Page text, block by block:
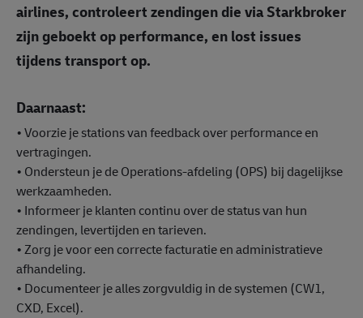
airlines, controleert zendingen die via Starkbroker
zijn geboekt op performance, en lost issues
tijdens transport op.
Daarnaast:
• Voorzie je stations van feedback over performance en
vertragingen.
• Ondersteun je de Operations-afdeling (OPS) bij dagelijkse
werkzaamheden.
• Informeer je klanten continu over de status van hun
zendingen, levertijden en tarieven.
• Zorg je voor een correcte facturatie en administratieve
afhandeling.
• Documenteer je alles zorgvuldig in de systemen (CW1,
CXD, Excel).